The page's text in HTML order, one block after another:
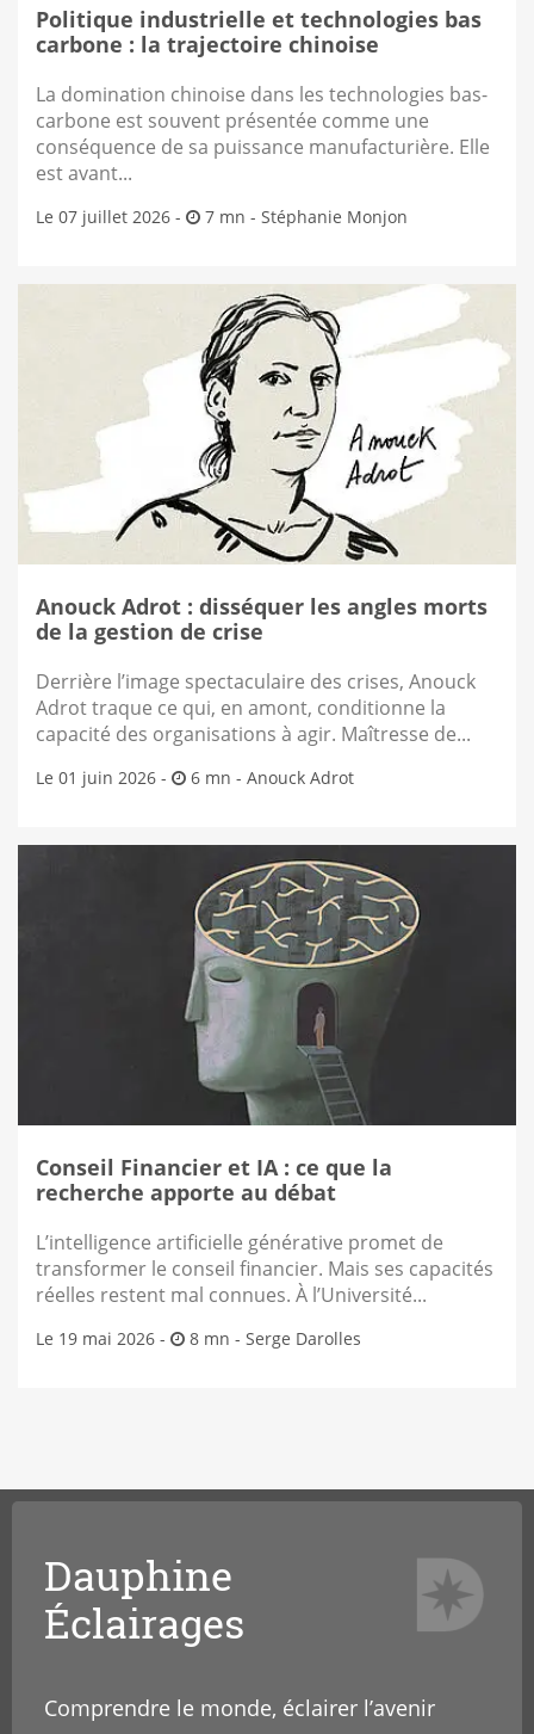
Politique industrielle et technologies bas
carbone : la trajectoire chinoise
La domination chinoise dans les technologies bas-
carbone est souvent présentée comme une
conséquence de sa puissance manufacturière. Elle
est avant...
Le 07 juillet 2026 - 7 mn - Stéphanie Monjon
Anouck Adrot : disséquer les angles morts
de la gestion de crise
Derrière l’image spectaculaire des crises, Anouck
Adrot traque ce qui, en amont, conditionne la
capacité des organisations à agir. Maîtresse de...
Le 01 juin 2026 - 6 mn - Anouck Adrot
Conseil Financier et IA : ce que la
recherche apporte au débat
L’intelligence artificielle générative promet de
transformer le conseil financier. Mais ses capacités
réelles restent mal connues. À l’Université...
Le 19 mai 2026 - 8 mn - Serge Darolles
Dauphine
Éclairages
Comprendre le monde, éclairer l’avenir